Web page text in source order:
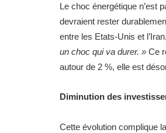
Le choc énergétique n’est
devraient rester
entre les Etats-Unis et l’Iran.
un choc qui va durer. » Ce
autour de 2 %, elle est
Diminution des
Cette évolution complique